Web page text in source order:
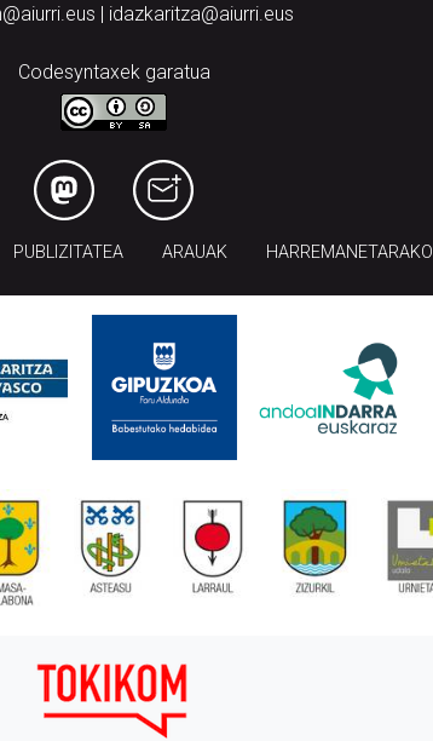
| idazkaritza@aiurri.eus
Codesyntaxek garatua
PUBLIZITATEA ARAUAK HARREMANETARAKO